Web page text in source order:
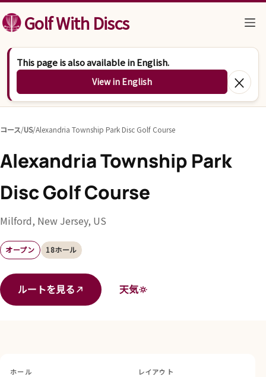
コンテンツへスキップ
Golf With Discs
This page is also available in English.
View in English ×
コース/US/Alexandria Township Park Disc Golf Course
Alexandria Township Park
Disc Golf Course
Milford, New Jersey, US
オープン 18ホール
ルートを見る 天気
ホール レイアウト